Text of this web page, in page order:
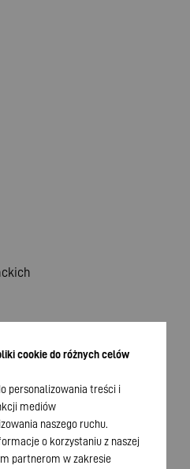
cookie do różnych celów
personalizowania treści i
mediów
naszego ruchu.
o korzystaniu z naszej
partnerom w zakresie